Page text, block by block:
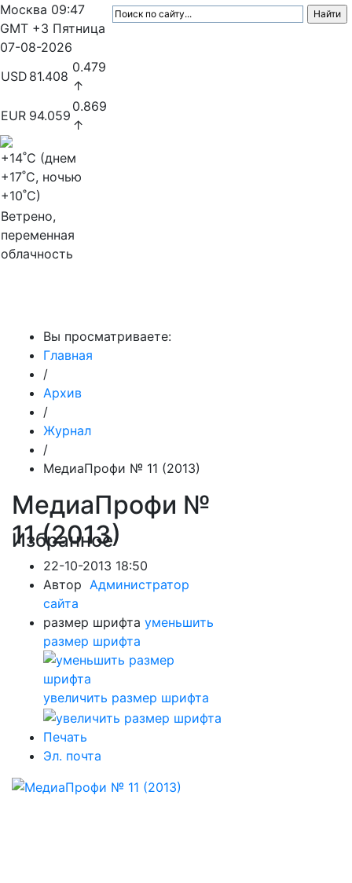
Москва 09:47
GMT +3 Пятница
07-08-2026
USD 81.408
0.479
↑
EUR 94.059
0.869
↑
+14˚C (днем
+17˚C, ночью
+10˚C)
Ветрено,
переменная
облачность
Вы просматриваете:
Главная
/
Архив
/
Журнал
/
МедиаПрофи № 11 (2013)
МедиаПрофи №
11 (2013)
Избранное
22-10-2013 18:50
Автор Администратор
сайта
размер шрифта уменьшить
размер шрифта
увеличить размер шрифта
Печать
Эл. почта